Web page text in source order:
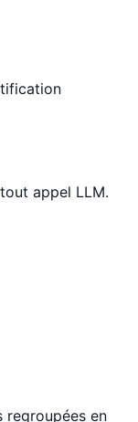
tout appel LLM.
regroupées en